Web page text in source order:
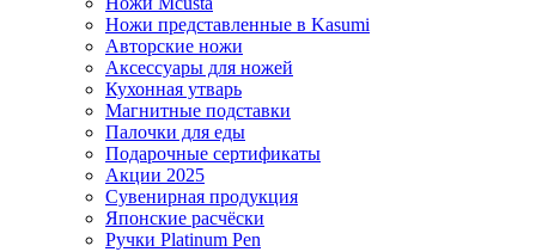
Ножи представленные в Kasumi
Авторские ножи
Аксессуары для ножей
Кухонная утварь
Магнитные подставки
Палочки для еды
Подарочные сертификаты
Акции 2025
Сувенирная продукция
Японские расчёски
Ручки Platinum Pen